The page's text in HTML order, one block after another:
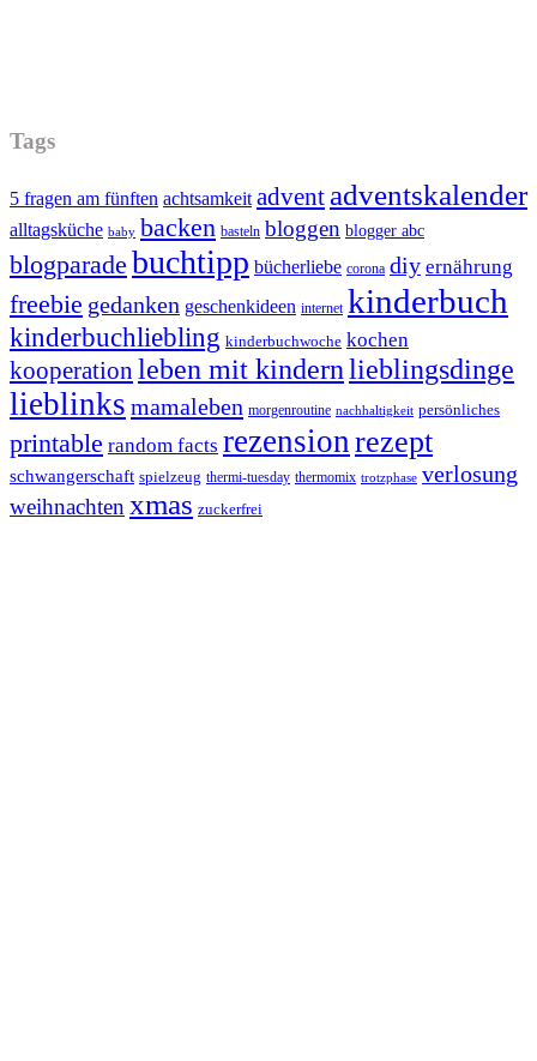
Tags
5 fragen am fünften achtsamkeit advent adventskalender
alltagsküche baby backen basteln bloggen blogger abc
blogparade buchtipp bücherliebe corona diy ernährung
freebie gedanken geschenkideen internet kinderbuch
kinderbuchliebling kinderbuchwoche kochen
kooperation leben mit kindernlieblingsdinge
lieblinks mamaleben morgenroutine nachhaltigkeit persönliches
printable random facts rezension rezept
schwangerschaft spielzeug thermi-tuesday thermomix trotzphase verlosung
weihnachten xmas zuckerfrei